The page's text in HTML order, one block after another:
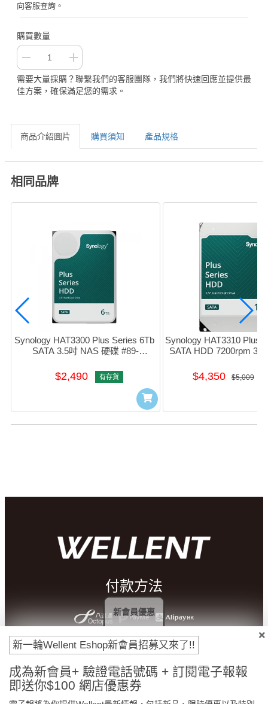
向客服查詢。
購買數量
需要大量採購？聯繫我們的客服團隊，我們將快速回應並提供最
佳方案，確保滿足您的需求。
商品介紹圖片 購買須知 產品規格
相同品牌
Synology HAT3300 Plus Series 6Tb
SATA 3.5吋 NAS 硬碟 #89-
$2,490 有存貨
Synology HAT3310 Plus
SATA HDD 7200rpm
$4,350 $5,009
付款方法
新一輪Wellent Eshop新會員招募又來了!!
成為新會員+ 驗證電話號碼 + 訂閱電子報報
即送你$100 網店優惠券
新會員優惠